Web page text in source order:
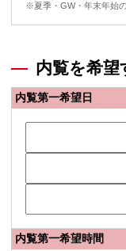
※夏季・GW・年末年始
内覧を希望
内覧第一希望日
内覧第一希望時間